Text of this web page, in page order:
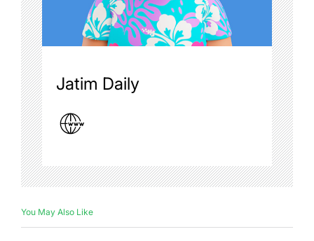
Jatim Daily
You May Also Like